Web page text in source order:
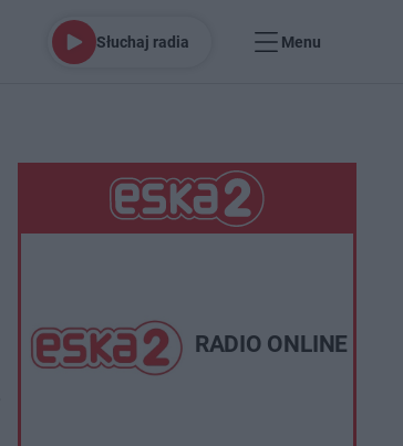
Słuchaj radia Menu
RADIO ONLINE